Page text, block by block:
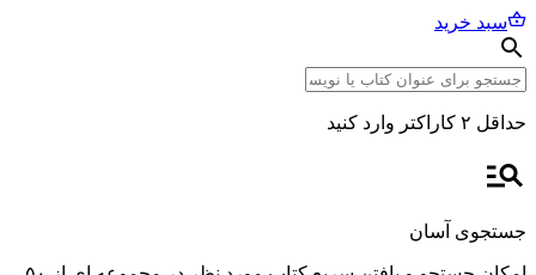
سبد خرید
حداقل ۲ کاراکتر وارد کنید
جستجوی آسان